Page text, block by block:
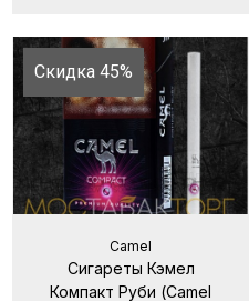
Скидка 45%
Camel
Сигареты Кэмел
Компакт Руби (Camel